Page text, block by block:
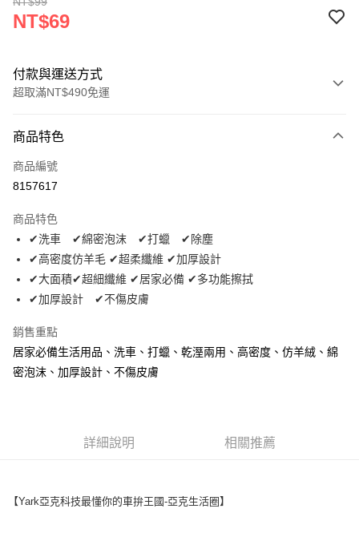
NT$69
付款與運送方式
超取滿NT$490免運
信用卡一次付款
超商取貨付款
Apple Pay
街口支付
悠遊付
全盈+PAY
AFTEE先享後付
相關說明
１．簡單：不需註冊會員、不需綁卡、不需儲值。
２．便利：只要手機號碼，簡訊認證，即可結帳。
１．於結帳方式選擇「AFTEE先享後付」後，將跳轉至「AFTEE先享後付」
商品特色
商品編號
8157617
商品特色
✔洗車 ✔綿密泡沫 ✔打蠟 ✔除塵
✔高密度仿羊毛 ✔超柔纖維 ✔加厚設計
✔大面積✔超細纖維 ✔居家必備 ✔多功能擦拭
✔加厚設計 ✔不傷皮膚
銷售重點
居家必備生活用品、洗車、打蠟、乾溼兩用、高密度、仿羊絨、綿
密泡沫、加厚設計、不傷皮膚
詳細說明 相關推薦
【Yark亞克科技最懂你的車拚王國-亞克生活圈】